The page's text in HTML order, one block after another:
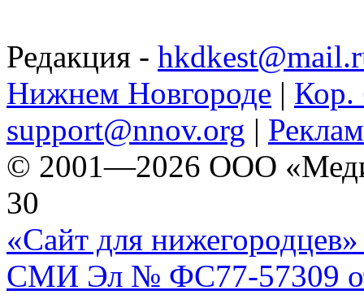
Редакция -
Нижнем Новгороде | Кор.
support@nnov.org |
© 2001—2026 ООО
30
«Сайт для нижегородцев»
СМИ Эл № ФС77-57309